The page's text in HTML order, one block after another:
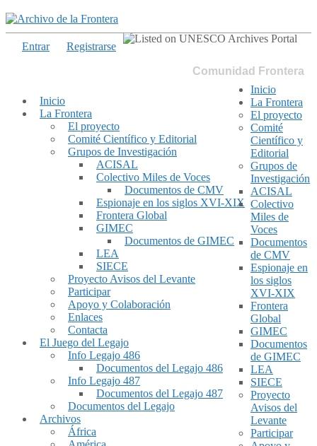
Comunidad Frontera
Inicio
La Frontera
El proyecto
Comité Científico y Editorial
Grupos de Investigación
ACISAL
Colectivo Miles de Voces
Documentos de CMV
Espionaje en los siglos XVI-XIX
Frontera Global
GIMEC
Documentos de GIMEC
LEA
SIECE
Proyecto Avisos del Levante
Participar
Apoyo y Colaboración
Enlaces
Contacta
El Juego del Legajo
Info Legajo 486
Documentos del Legajo 486
Info Legajo 487
Documentos del Legajo 487
Documentos del Legajo
Archivos
África
Entrar Registrarse
Inicio
La Frontera
El proyecto
Comité
Científico y
Editorial
Grupos de
Investigación
ACISAL
Colectivo
Miles de
Voces
Documentos
de CMV
Espionaje en
los siglos
XVI-XIX
Frontera
Global
GIMEC
Documentos
de GIMEC
LEA
SIECE
Proyecto
Avisos del
Levante
Participar